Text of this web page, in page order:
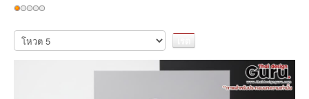
ให้
เรต
สมาชิก:1/5
กรุณา
ให้